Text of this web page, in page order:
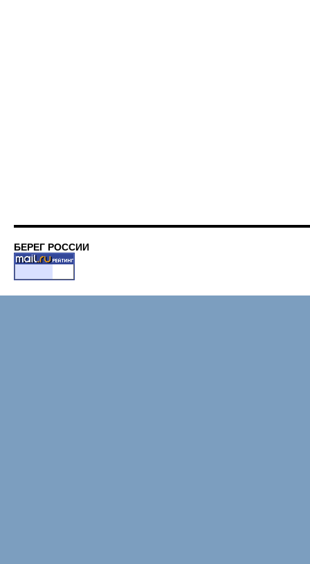
БЕРЕГ РОССИИ